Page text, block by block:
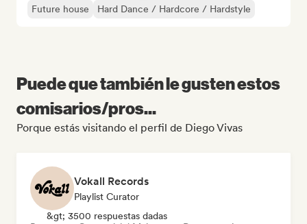
Future house
Hard Dance / Hardcore / Hardstyle
Puede que también le gusten estos
comisarios/pros...
Porque estás visitando el perfil de Diego Vivas
Vokall Records
Playlist Curator
&gt; 3500 respuestas dadas